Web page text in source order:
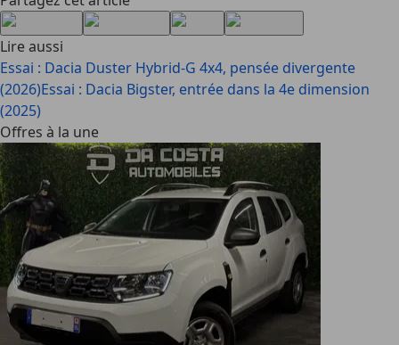
Lire aussi
Essai : Dacia Duster Hybrid-G 4x4, pensée divergente
(2026)Essai : Dacia Bigster, entrée dans la 4e dimension
(2025)
Offres à la une